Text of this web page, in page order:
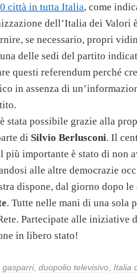
città in tutta Italia, come
dell’Italia dei Valori
se necessario, propri
delle sedi del partito
questi referendum perché
in assenza di
stata possibile grazie alla
di Silvio Berlusconi. Il
più importante è stato di non
alle altre democrazie
dispone, dal giorno dopo
. Tutte nelle mani di una sola
Partecipate alle iniziative
in libero stato!
gasparri, duopolio televisivo Italia